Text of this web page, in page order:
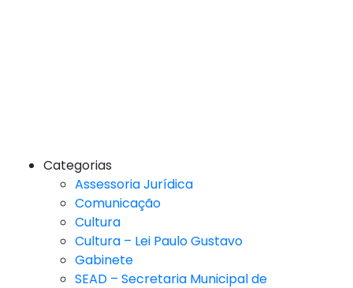
Categorias
Assessoria Jurídica
Comunicação
Cultura
Cultura – Lei Paulo Gustavo
Gabinete
SEAD – Secretaria Municipal de